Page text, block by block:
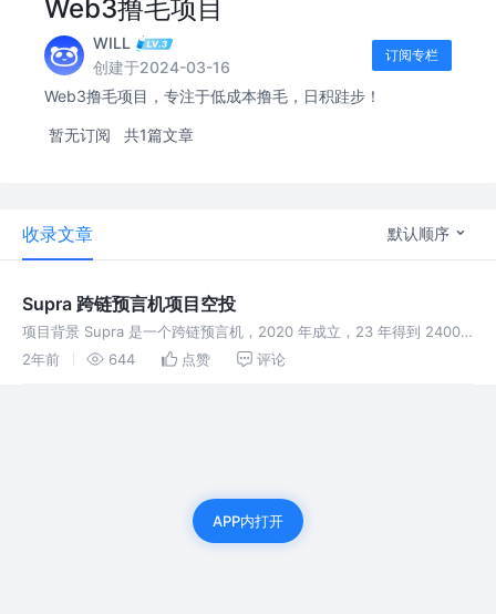
Web3撸毛项目
WILL
创建于2024-03-16
订阅专栏
Web3撸毛项目，专注于低成本撸毛，日积跬步！
暂无订阅 共1篇文章
收录文章 默认顺序
Supra 跨链预言机项目空投
项目背景 Supra 是一个跨链预言机，2020 年成立，23 年得到 2400
万美金投资，HashKey、Conbase 等 20 多家投资机构投资。 项目方
2年前 644 点赞 评论
APP内打开